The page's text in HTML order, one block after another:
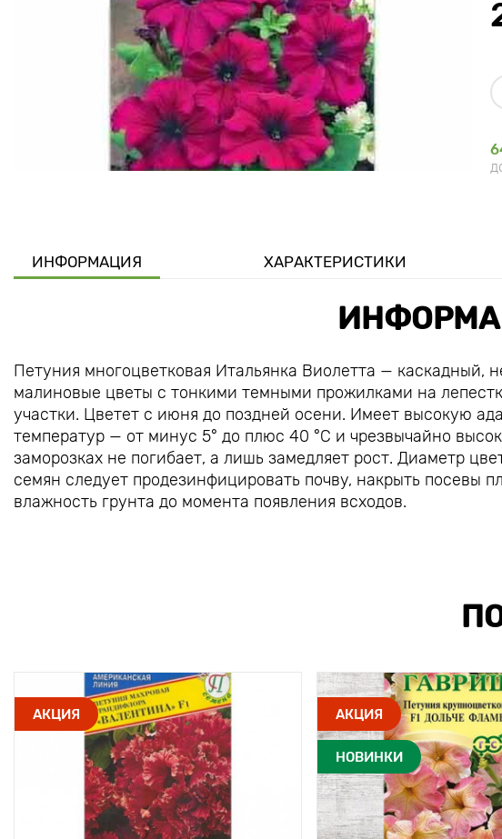
ИНФОРМАЦИЯ ХАРАКТЕРИСТИКИ
Петуния многоцветковая Итальянка Виолетта — каскадный,
малиновые цветы с тонкими темными прожилками на
участки. Цветет с июня до поздней осени. Имеет высокую
температур — от минус 5° до плюс 40 °C и чрезвычайно
заморозках не погибает, а лишь замедляет рост. Диаметр
семян следует продезинфицировать почву, накрыть посевы
влажность грунта до момента появления всходов.
АКЦИЯ АКЦИЯ
НОВИНКИ